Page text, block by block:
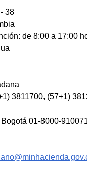
38
de 8:00 a 17:00
3811700, (57+1)
01-8000-